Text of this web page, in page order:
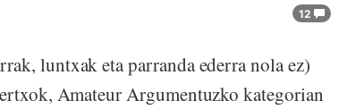
12
luntxak eta parranda ederra nola ez)
Amateur Argumentuzko kategorian